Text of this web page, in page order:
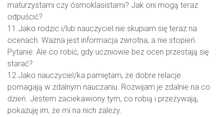
maturzystami czy ósmoklasistami? Jak oni mogą teraz
odpuścić?
11.Jako rodzic i/lub nauczyciel nie skupiam się teraz na
ocenach. Ważna jest informacja zwrotna, a nie stopień.
Pytanie: Ale co robić, gdy uczniowie bez ocen przestają się
starać?
12.Jako nauczyciel/ka pamiętam, że dobre relacje
pomagają w zdalnym nauczaniu. Rozwijam je zdalnie na co
dzień. Jestem zaciekawiony tym, co robią i przeżywają,
pokazuję im, że mi na nich zależy.